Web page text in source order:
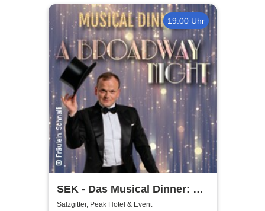
19:00 Uhr
SEK - Das Musical Dinner: A
Broadway Night
Salzgitter, Peak Hotel & Event